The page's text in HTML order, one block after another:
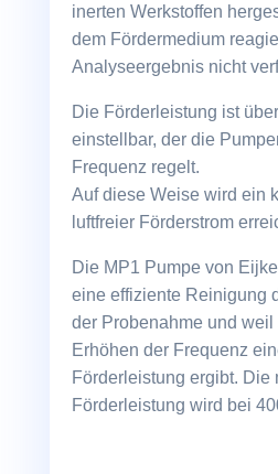
inerten Werkstoffen
dem Fördermedium
Analyseergebnis nicht
Die Förderleistung ist
einstellbar, der die
Frequenz regelt.
Auf diese Weise wird ein
luftfreier Förderstrom
Die MP1 Pumpe von
eine effiziente Reinigung
der Probenahme und weil
Erhöhen der Frequenz
Förderleistung ergibt. Die
Förderleistung wird bei